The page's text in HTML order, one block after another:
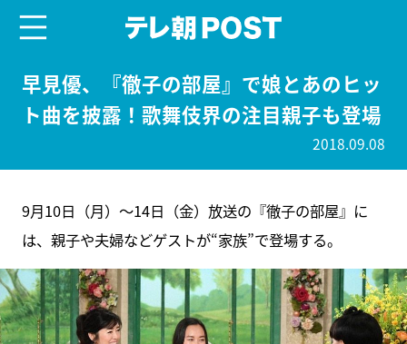
早見優、『徹子の部屋』で娘とあのヒッ
ト曲を披露！歌舞伎界の注目親子も登場
2018.09.08
9月10日（月）～14日（金）放送の『徹子の部屋』に
は、親子や夫婦などゲストが“家族”で登場する。